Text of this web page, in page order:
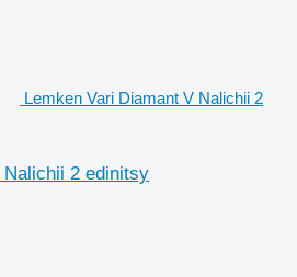
Lemken Vari Diamant V Nalichii 2
Nalichii 2 edinitsy